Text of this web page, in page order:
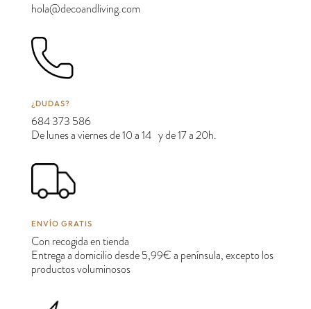
hola@decoandliving.com
¿DUDAS?
684 373 586
De lunes a viernes de 10 a 14 y de 17 a 20h.
ENVÍO GRATIS
Con recogida en tienda
Entrega a domicilio desde 5,99€ a península, excepto los
productos voluminosos